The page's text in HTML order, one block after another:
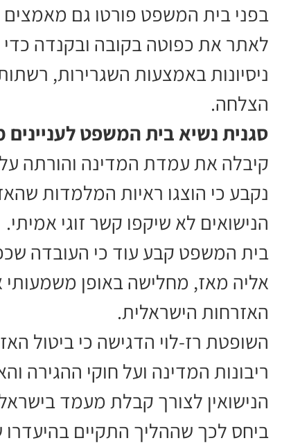
בפני בית המשפט פורטו גם מאמצים
לאתר את כפוטה בקובה ובקנדה כדי
ניסיונות באמצעות השגרירות,
הצלחה.
סגנית נשיא בית המשפט
קיבלה את עמדת המדינה והורתה
נקבע כי הוצגו ראיות המלמדות
הנישואים לא שיקפו קשר זוגי אמיתי.
אליה מאז, מחלישה באופן
האזרחות הישראלית.
השופטת רז-לוי הדגישה כי ביטול
ריבונות המדינה ועל חוקי ההגירה
הנישואין לצורך קבלת מעמד
ביחס לכך שההליך התקיים